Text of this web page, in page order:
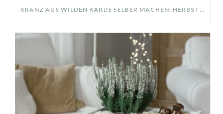
KRANZ AUS WILDEN KARDE SELBER MACHEN: HERBSTDEKO GANZ EINFACH